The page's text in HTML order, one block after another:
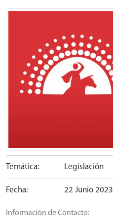
Temática: Legislación
Fecha: 22 Junio 2023
Información de Contacto: